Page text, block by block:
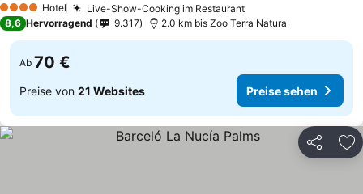
4 Sterne Hotel Live-Show-Cooking im Restaurant
8,6 Hervorragend 9.317 2.0 km bis Zoo Terra Natura
Ab 70 €
Preise von 21 Websites Preise sehen
Teilen